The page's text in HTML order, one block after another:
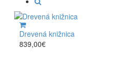
Drevená knižnica
839,00€